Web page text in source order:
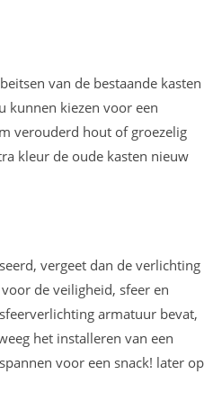
van de bestaande kasten
kunnen kiezen voor een
verouderd hout of groezelig
kleur de oude kasten nieuw
vergeet dan de verlichting
de veiligheid, sfeer en
armatuur bevat,
het installeren van een
voor een snack! later op